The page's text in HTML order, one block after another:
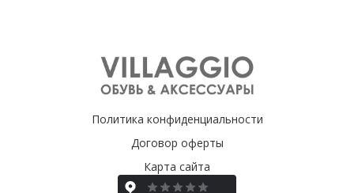
Политика конфиденциальности
Договор оферты
Карта сайта